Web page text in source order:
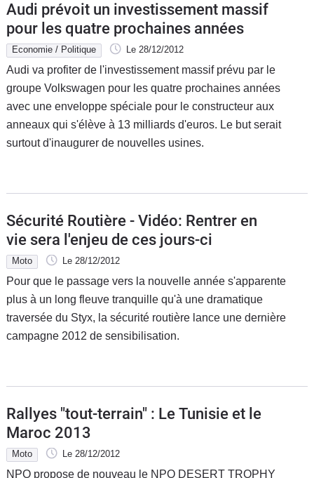
Audi prévoit un investissement massif
pour les quatre prochaines années
Economie / Politique Le 28/12/2012
Audi va profiter de l'investissement massif prévu par le
groupe Volkswagen pour les quatre prochaines années
avec une enveloppe spéciale pour le constructeur aux
anneaux qui s'élève à 13 milliards d'euros. Le but serait
surtout d'inaugurer de nouvelles usines.
Sécurité Routière - Vidéo: Rentrer en
vie sera l'enjeu de ces jours-ci
Moto Le 28/12/2012
Pour que le passage vers la nouvelle année s'apparente
plus à un long fleuve tranquille qu'à une dramatique
traversée du Styx, la sécurité routière lance une dernière
campagne 2012 de sensibilisation.
Rallyes "tout-terrain" : Le Tunisie et le
Maroc 2013
Moto Le 28/12/2012
NPO propose de nouveau le NPO DESERT TROPHY